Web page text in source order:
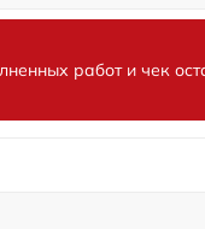
работ и чек